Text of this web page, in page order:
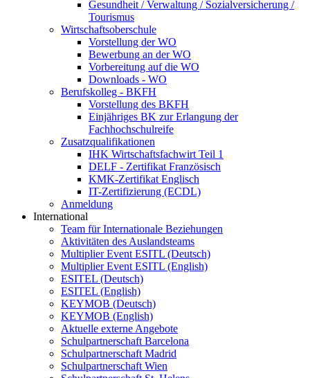
Gesundheit / Verwaltung / Sozialversicherung /
Tourismus
Wirtschaftsoberschule
Vorstellung der WO
Bewerbung an der WO
Vorbereitung auf die WO
Downloads - WO
Berufskolleg - BKFH
Vorstellung des BKFH
Einjähriges BK zur Erlangung der
Fachhochschulreife
Zusatzqualifikationen
IHK Wirtschaftsfachwirt Teil 1
DELF - Zertifikat Französisch
KMK-Zertifikat Englisch
IT-Zertifizierung (ECDL)
Anmeldung
International
Team für Internationale Beziehungen
Aktivitäten des Auslandsteams
Multiplier Event ESITL (Deutsch)
Multiplier Event ESITL (English)
ESITEL (Deutsch)
ESITEL (English)
KEYMOB (Deutsch)
KEYMOB (English)
Aktuelle externe Angebote
Schulpartnerschaft Barcelona
Schulpartnerschaft Madrid
Schulpartnerschaft Wien